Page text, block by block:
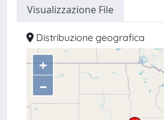
Visualizzazione File
Distribuzione geografica
+
–